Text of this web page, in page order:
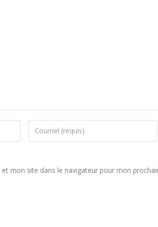
mon site dans le navigateur pour mon